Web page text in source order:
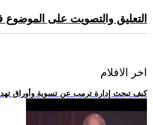
التعليق والتصويت على الموضوع
اخر الافلام
.. كيف تبحث إدارة ترمب عن تسوية وأوراق